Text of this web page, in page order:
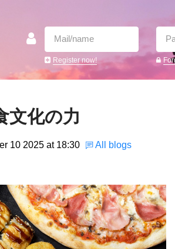
Register now!
文化の力
10 2025 at 18:30 All blogs